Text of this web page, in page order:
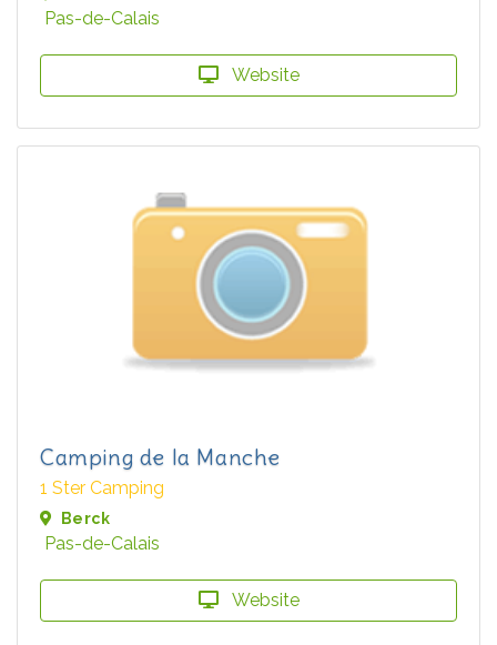
Pas-de-Calais
Website
Camping de la Manche
1 Ster Camping
Berck
Pas-de-Calais
Website